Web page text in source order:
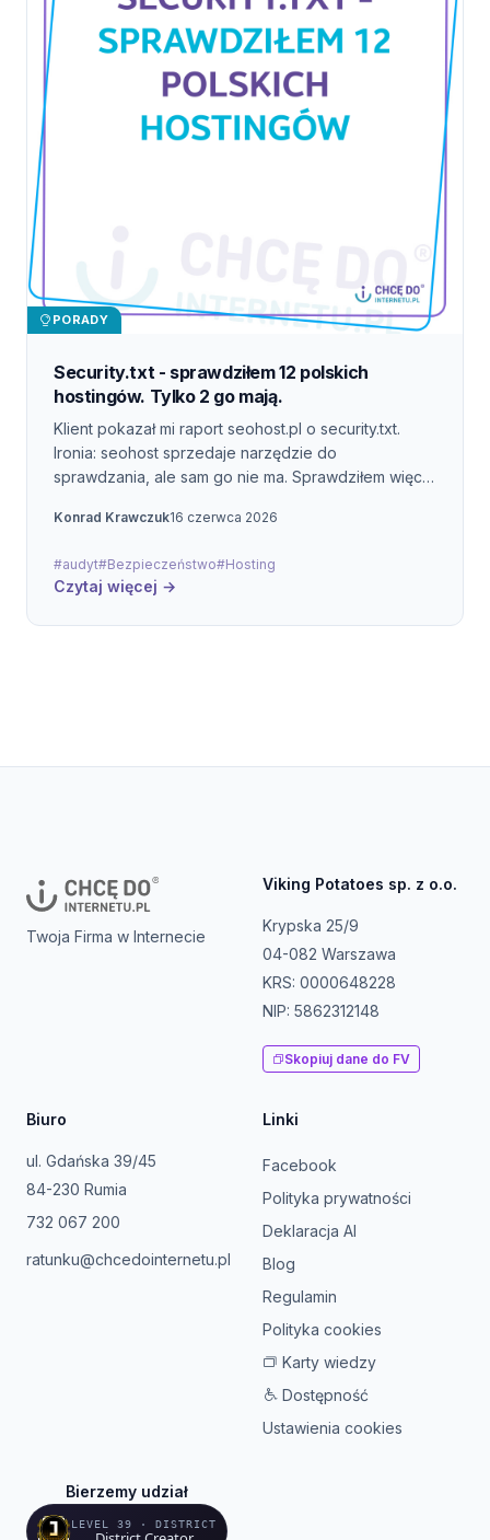
PORADY
Security.txt - sprawdziłem 12 polskich
hostingów. Tylko 2 go mają.
Klient pokazał mi raport seohost.pl o security.txt.
Ironia: seohost sprzedaje narzędzie do
sprawdzania, ale sam go nie ma. Sprawdziłem więc
podstawowego standardu RFC 9116. Pokazuję jak to
Konrad Krawczuk16 czerwca 2026
#audyt#Bezpieczeństwo#Hosting
Czytaj więcej →
Twoja Firma w Internecie
Viking Potatoes sp. z o.o.
Krypska 25/9
04-082 Warszawa
KRS: 0000648228
NIP: 5862312148
Skopiuj dane do FV
Biuro
ul. Gdańska 39/45
84-230 Rumia
732 067 200
ratunku@chcedointernetu.pl
Linki
Facebook
Polityka prywatności
Deklaracja AI
Blog
Regulamin
Polityka cookies
Karty wiedzy
Dostępność
Ustawienia cookies
Bierzemy udział
LEVEL 39 · DISTRICT